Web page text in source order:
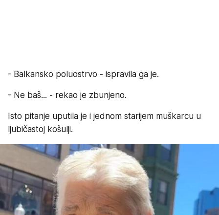
- Balkansko poluostrvo - ispravila ga je.
- Ne baš... - rekao je zbunjeno.
Isto pitanje uputila je i jednom starijem muškarcu u
ljubičastoj košulji.